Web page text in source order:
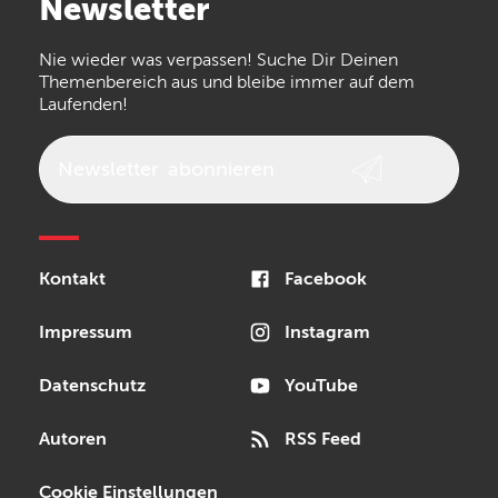
the t.bone
Walrus Audio Epiphone
Newsletter
Nie wieder was verpassen! Suche Dir Deinen
Themenbereich aus und bleibe immer auf dem
Laufenden!
Kontakt
Impressum
Datenschutz
Autoren
Cookie Einstellungen
Facebook
Instagram
YouTube
RSS Feed